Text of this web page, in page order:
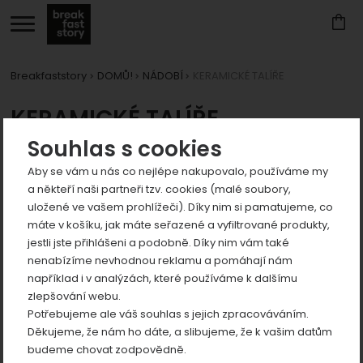
Souhlas s cookies
Aby se vám u nás co nejlépe nakupovalo, používáme my
a někteří naši partneři tzv. cookies (malé soubory,
uložené ve vašem prohlížeči). Díky nim si pamatujeme, co
máte v košíku, jak máte seřazené a vyfiltrované produkty,
jestli jste přihlášeni a podobně. Díky nim vám také
nenabízíme nevhodnou reklamu a pomáhají nám
například i v analýzách, které používáme k dalšímu
zlepšování webu.
Potřebujeme ale váš souhlas s jejich zpracováváním.
Děkujeme, že nám ho dáte, a slibujeme, že k vašim datům
budeme chovat zodpovědně.
Breakfaststory DOMŮ! NÁDOBÍ
KERAMICKÉ TALÍŘE
Produkty
Keramický tác KVETOUCÍ
Zobrazit